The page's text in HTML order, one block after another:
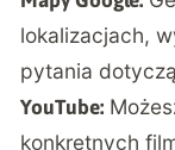
lokalizacjach,
pytania
YouTube:
konkretnych